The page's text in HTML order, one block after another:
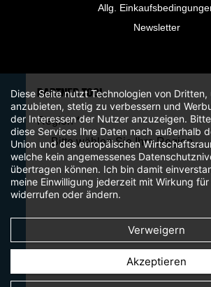
Allg.
Newsletter
PARTNER TOOL
Region *
Diese Seite nutzt Technologien von Dritten,
anzubieten, stetig zu verbessern und
der Interessen der Nutzer anzuzeigen.
diese Services Ihre Daten nach außerhalb
Union und des europäischen
welche kein angemessenes
übertragen können. Ich bin damit
meine Einwilligung jederzeit mit Wirkung
widerrufen oder ändern.
Verweigern
Akzeptieren